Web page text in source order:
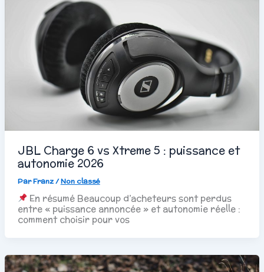
JBL Charge 6 vs Xtreme 5 : puissance et
autonomie 2026
ParFranz/Non classé
En résumé Beaucoup d’acheteurs sont perdus
entre « puissance annoncée » et autonomie réelle :
comment choisir pour vos